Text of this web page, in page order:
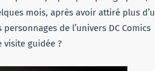
mois, après avoir attiré plus
de l’univers DC Comics
guidée ?